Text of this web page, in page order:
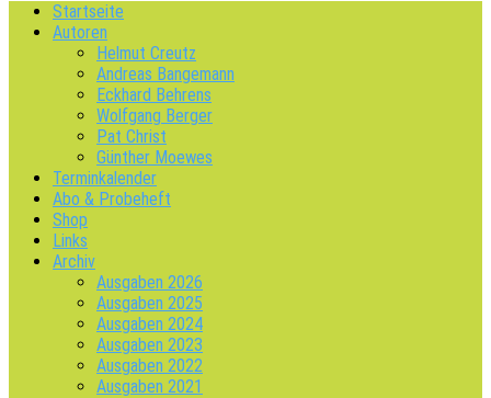
Startseite
Autoren
Helmut Creutz
Andreas Bangemann
Eckhard Behrens
Wolfgang Berger
Pat Christ
Günther Moewes
Terminkalender
Abo & Probeheft
Shop
Links
Archiv
Ausgaben 2026
Ausgaben 2025
Ausgaben 2024
Ausgaben 2023
Ausgaben 2022
Ausgaben 2021